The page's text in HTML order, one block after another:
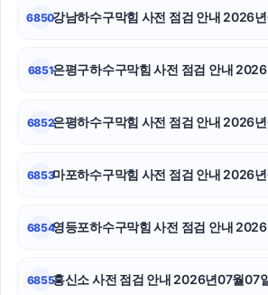
6850강남하수구막힘 사전 점검 안내 2026
6851은평구하수구막힘 사전 점검 안내
6852은평하수구막힘 사전 점검 안내 2026
6853마포하수구막힘 사전 점검 안내 2026
6854영등포하수구막힘 사전 점검 안내
6855흥신소 사전 점검 안내 2026년07월07